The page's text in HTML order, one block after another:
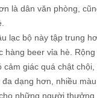
là dân văn phòng,
lạc bộ này tập trung
hàng beer vỉa hè.
cảm giác quá chật
dạng hơn, nhiều
những người